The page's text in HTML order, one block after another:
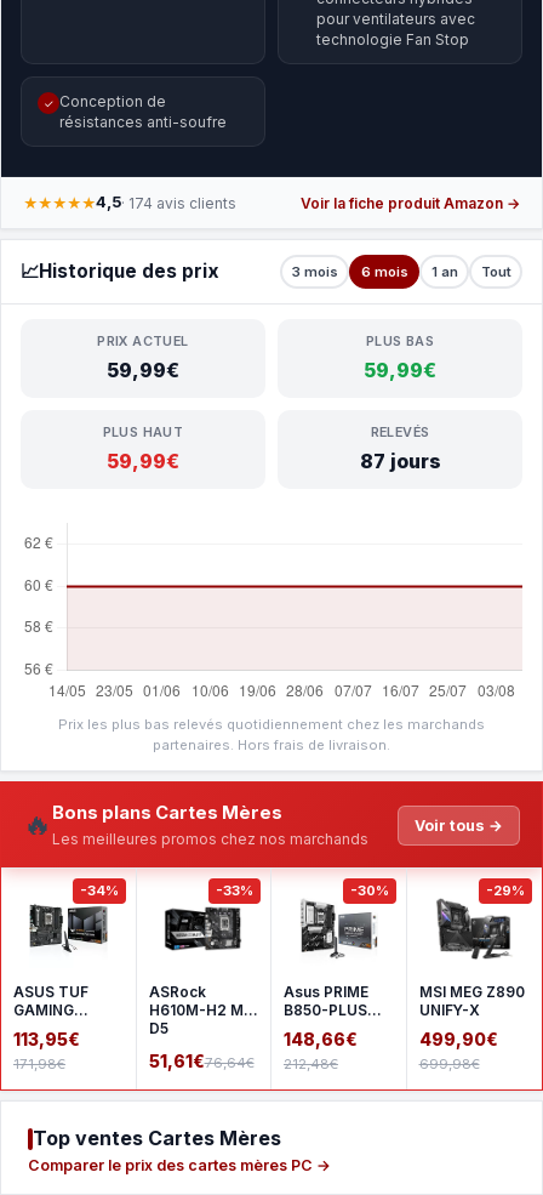
pour ventilateurs avec
technologie Fan Stop
✓ Conception de
résistances anti-soufre
★★★★★4,5· 174 avis clients Voir la fiche produit Amazon →
📈Historique des prix 3 mois 6 mois 1 an Tout
PRIX ACTUEL
59,99€
PLUS BAS
59,99€
PLUS HAUT
59,99€
RELEVÉS
87 jours
Prix les plus bas relevés quotidiennement chez les marchands
partenaires. Hors frais de livraison.
🔥 Bons plans Cartes Mères
Les meilleures promos chez nos marchands
Voir tous →
-34%
ASUS TUF
GAMING
A620AM-
PLUS WIFI
113,95€
171,98€
-33%
ASRock
H610M-H2 M.2
D5
51,61€76,64€
-30%
Asus PRIME
B850-PLUS
WIFI
148,66€
212,48€
-29%
MSI MEG Z890
UNIFY-X
499,90€
699,98€
Top ventes Cartes Mères
Comparer le prix des cartes mères PC →